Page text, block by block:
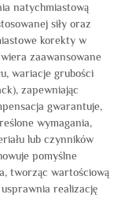
natychmiastową
siły oraz
korekty w
zaawansowane
wariacje grubości
zapewniając
gwarantuje,
wymagania,
lub czynników
pomyślne
tworząc wartościową
realizację